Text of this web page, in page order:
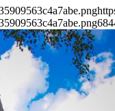
684